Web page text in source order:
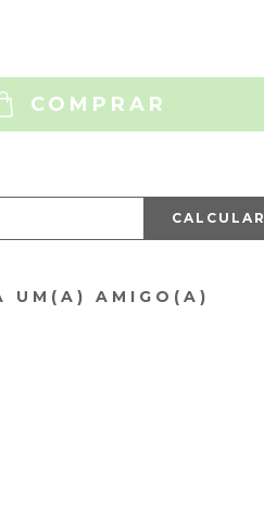
COMPRAR
CALCULAR
UM(A) AMIGO(A)